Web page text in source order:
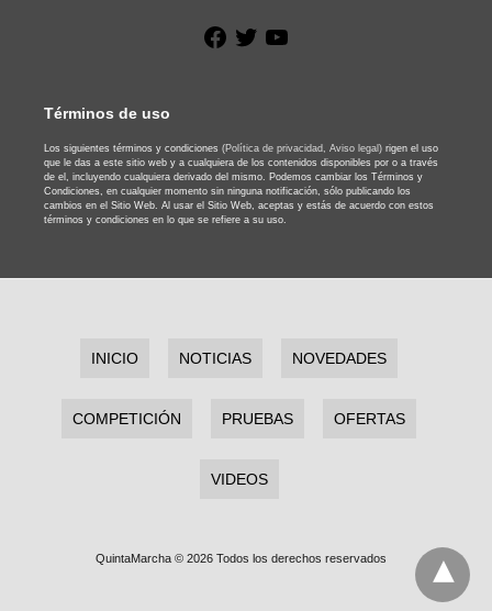
Facebook
Twitter
Términos de uso
Los siguientes términos y condiciones (Política de privacidad, Aviso legal) rigen el uso
que le das a este sitio web y a cualquiera de los contenidos disponibles por o a través
de el, incluyendo cualquiera derivado del mismo. Podemos cambiar los Términos y
Condiciones, en cualquier momento sin ninguna notificación, sólo publicando los
cambios en el Sitio Web. Al usar el Sitio Web, aceptas y estás de acuerdo con estos
términos y condiciones en lo que se refiere a su uso.
INICIO NOTICIAS NOVEDADES
COMPETICIÓN PRUEBAS OFERTAS
VIDEOS
QuintaMarcha © 2026 Todos los derechos reservados